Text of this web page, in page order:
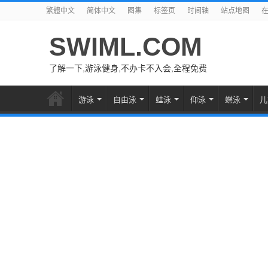
繁體中文 简体中文 图集 标签页 时间轴 站点地图
SWIML.COM
了解一下,游泳健身,不办卡不入会,全程免费
游泳 自由泳 蛙泳 仰泳 蝶泳